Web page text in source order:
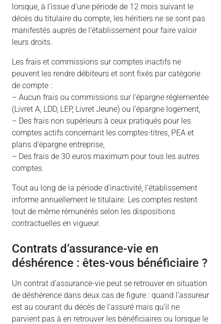
lorsque, à l’issue d’une période de 12 mois suivant le
décès du titulaire du compte, les héritiers ne se sont pas
manifestés auprès de l’établissement pour faire valoir
leurs droits.
Les frais et commissions sur comptes inactifs ne
peuvent les rendre débiteurs et sont fixés par catégorie
de compte :
– Aucun frais ou commissions sur l’épargne réglementée
(Livret A, LDD, LEP, Livret Jeune) ou l’épargne logement,
– Des frais non supérieurs à ceux pratiqués pour les
comptes actifs concernant les comptes-titres, PEA et
plans d’épargne entreprise,
– Des frais de 30 euros maximum pour tous les autres
comptes.
Tout au long de la période d’inactivité, l’établissement
informe annuellement le titulaire. Les comptes restent
tout de même rémunérés selon les dispositions
contractuelles en vigueur.
Contrats d’assurance-vie en
déshérence : êtes-vous bénéficiaire ?
Un contrat d’assurance-vie peut se retrouver en situation
de déshérence dans deux cas de figure : quand l’assureur
est au courant du décès de l’assuré mais qu’il ne
parvient pas à en retrouver les bénéficiaires ou lorsque le